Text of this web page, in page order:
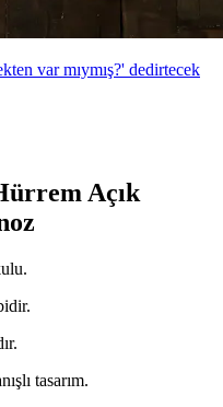
var mıymış?' dedirtecek
Açık
tasarım.